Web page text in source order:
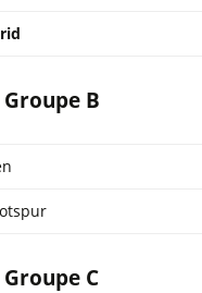
B
C